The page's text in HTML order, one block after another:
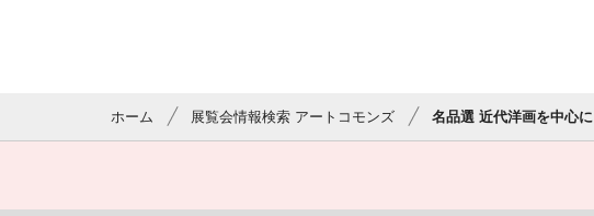
ホーム 展覧会情報検索 アートコモンズ 名品選 近代洋画を中心に